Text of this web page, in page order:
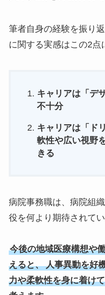
筆者自身の経験を振り
に関する実感はこの2点
キャリアは「デ
不十分
キャリアは「ド
軟性や広い視野
きる
病院事務職は、病院組
役を何より期待されてい
今後の地域医療構想や
えると、 人事異動を好
力や柔軟性を身に着け